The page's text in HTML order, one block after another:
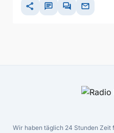
share chat forum mail
Wir haben täglich 24 Stunden